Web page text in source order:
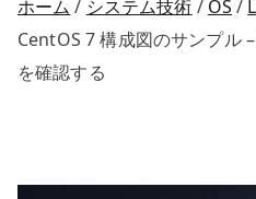
ホーム システム技術 OS
CentOS 7 構成図のサンプル
を確認する